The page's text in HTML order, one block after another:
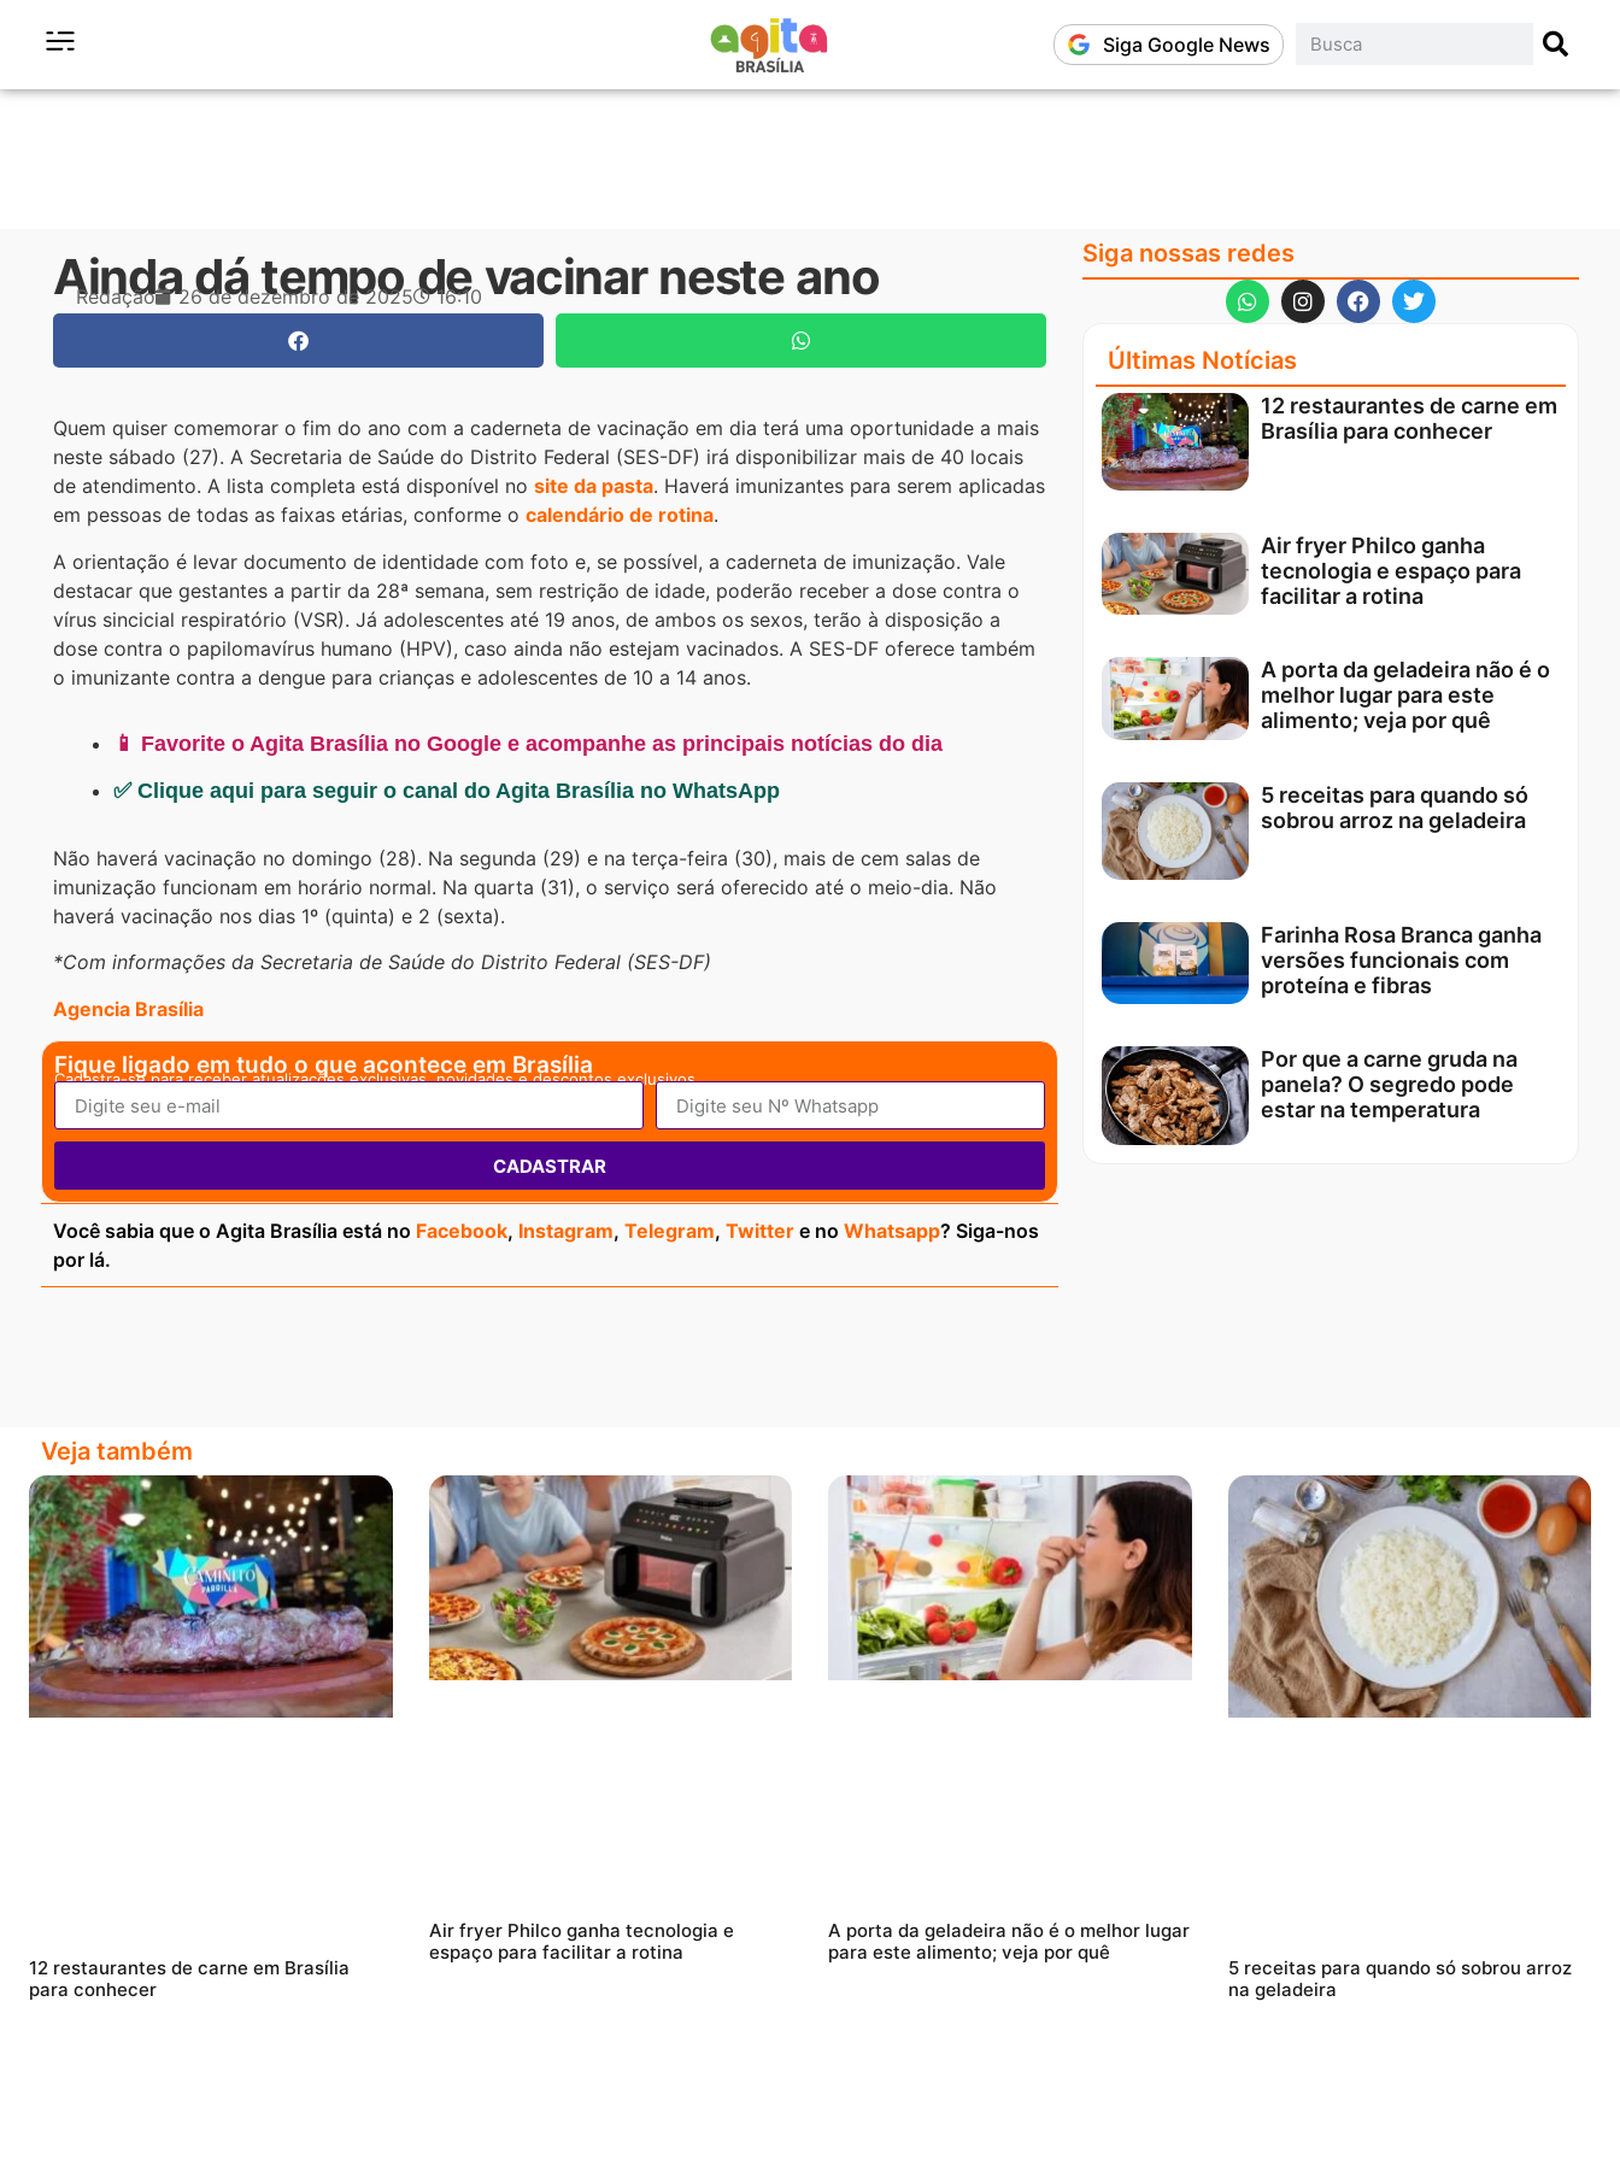
Siga Google News
Ainda dá tempo de vacinar neste ano
Redação 26 de dezembro de 2025 16:10
Quem quiser comemorar o fim do ano com a caderneta de vacinação em dia terá uma oportunidade a mais
neste sábado (27). A Secretaria de Saúde do Distrito Federal (SES-DF) irá disponibilizar mais de 40 locais
de atendimento. A lista completa está disponível no site da pasta. Haverá imunizantes para serem aplicadas
em pessoas de todas as faixas etárias, conforme o calendário de rotina.
A orientação é levar documento de identidade com foto e, se possível, a caderneta de imunização. Vale
destacar que gestantes a partir da 28ª semana, sem restrição de idade, poderão receber a dose contra o
vírus sincicial respiratório (VSR). Já adolescentes até 19 anos, de ambos os sexos, terão à disposição a
dose contra o papilomavírus humano (HPV), caso ainda não estejam vacinados. A SES-DF oferece também
o imunizante contra a dengue para crianças e adolescentes de 10 a 14 anos.
📱 Favorite o Agita Brasília no Google e acompanhe as principais notícias do dia
✅ Clique aqui para seguir o canal do Agita Brasília no WhatsApp
Não haverá vacinação no domingo (28). Na segunda (29) e na terça-feira (30), mais de cem salas de
imunização funcionam em horário normal. Na quarta (31), o serviço será oferecido até o meio-dia. Não
haverá vacinação nos dias 1º (quinta) e 2 (sexta).
*Com informações da Secretaria de Saúde do Distrito Federal (SES-DF)
Agencia Brasília
Fique ligado em tudo o que acontece em Brasília
Cadastra-se para receber atualizações exclusivas, novidades e descontos exclusivos.
CADASTRAR
Você sabia que o Agita Brasília está no Facebook, Instagram, Telegram, Twitter e no Whatsapp? Siga-nos
por lá.
Siga nossas redes
Últimas Notícias
12 restaurantes de carne em
Brasília para conhecer
Air fryer Philco ganha
tecnologia e espaço para
facilitar a rotina
A porta da geladeira não é o
melhor lugar para este
alimento; veja por quê
5 receitas para quando só
sobrou arroz na geladeira
Farinha Rosa Branca ganha
versões funcionais com
proteína e fibras
Por que a carne gruda na
panela? O segredo pode
estar na temperatura
Veja também
12 restaurantes de carne em Brasília
para conhecer
Air fryer Philco ganha tecnologia e
espaço para facilitar a rotina
A porta da geladeira não é o melhor lugar
para este alimento; veja por quê
5 receitas para quando só sobrou arroz
na geladeira